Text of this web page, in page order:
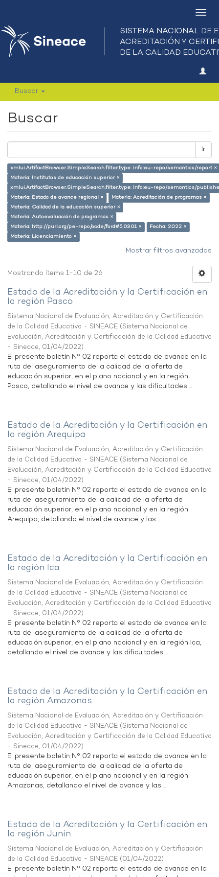
Buscar
Buscar
Ir
xmlui.ArtifactBrowser.SimpleSearch.filter.type: info:eu-repo/semantics/report ×
Materia: Institutos de educación superior ×
xmlui.ArtifactBrowser.SimpleSearch.filter.type: info:eu-repo/semantics/
Materia: Estado de avance regional ×
Materia: Acreditación de programas ×
Materia: Calidad de la educación superior ×
Materia: Autoevaluación de programas ×
Materia: http://purl.org/pe-repo/ocde/ford#5.03.01 ×
Fecha: 2022 ×
Materia: Licenciamiento ×
Mostrar filtros avanzados
Mostrando ítems 1-10 de 26
Estado de la Acreditación y la Certificación en
la región Pasco
Sistema Nacional de Evaluación, Acreditación y Certificación
de la Calidad Educativa - SINEACE (Sistema Nacional de
Evaluación, Acreditación y Certificación de la Calidad Educativa
- Sineace, 01/04/2022)
El presente boletín N° 02 reporta el estado de avance en la
ruta del aseguramiento de la calidad de la oferta de
educación superior, en el plano nacional y en la región
Pasco, detallando el nivel de avance y las dificultades ...
Estado de la Acreditación y la Certificación en
la región Arequipa
Sistema Nacional de Evaluación, Acreditación y Certificación
de la Calidad Educativa - SINEACE (Sistema Nacional de
Evaluación, Acreditación y Certificación de la Calidad Educativa
- Sineace, 01/04/2022)
El presente boletín N° 02 reporta el estado de avance en la
ruta del aseguramiento de la calidad de la oferta de
educación superior, en el plano nacional y en la región
Arequipa, detallando el nivel de avance y las ...
Estado de la Acreditación y la Certificación en
la región Ica
Sistema Nacional de Evaluación, Acreditación y Certificación
de la Calidad Educativa - SINEACE (Sistema Nacional de
Evaluación, Acreditación y Certificación de la Calidad Educativa
- Sineace, 01/04/2022)
El presente boletín N° 02 reporta el estado de avance en la
ruta del aseguramiento de la calidad de la oferta de
educación superior, en el plano nacional y en la región Ica,
detallando el nivel de avance y las dificultades ...
Estado de la Acreditación y la Certificación en
la región Amazonas
Sistema Nacional de Evaluación, Acreditación y Certificación
de la Calidad Educativa - SINEACE (Sistema Nacional de
Evaluación, Acreditación y Certificación de la Calidad Educativa
- Sineace, 01/04/2022)
El presente boletín N° 02 reporta el estado de avance en la
ruta del aseguramiento de la calidad de la oferta de
educación superior, en el plano nacional y en la región
Amazonas, detallando el nivel de avance y las ...
Estado de la Acreditación y la Certificación en
la región Junín
Sistema Nacional de Evaluación, Acreditación y Certificación
de la Calidad Educativa - SINEACE (01/04/2022)
El presente boletín N° 02 reporta el estado de avance en la